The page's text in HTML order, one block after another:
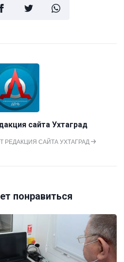
сайта Ухтаград
РЕДАКЦИЯ САЙТА УХТАГРАД
понравиться